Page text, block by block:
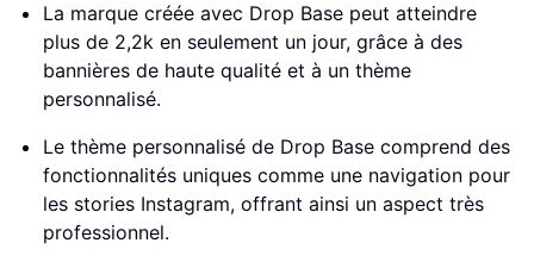
La marque créée avec Drop Base peut atteindre
plus de 2,2k en seulement un jour, grâce à des
bannières de haute qualité et à un thème
personnalisé.
Le thème personnalisé de Drop Base comprend des
fonctionnalités uniques comme une navigation pour
les stories Instagram, offrant ainsi un aspect très
professionnel.